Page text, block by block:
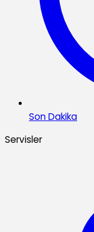
Son Dakika
Servisler